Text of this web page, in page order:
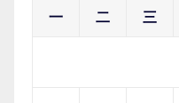
一 二 三